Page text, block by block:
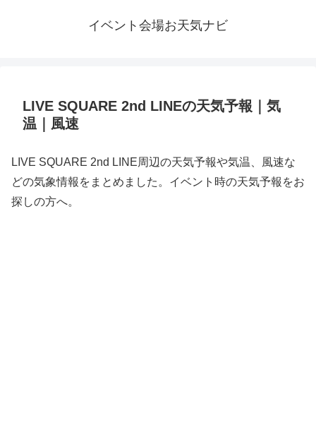
イベント会場お天気ナビ
LIVE SQUARE 2nd LINEの天気予報｜気
温｜風速
LIVE SQUARE 2nd LINE周辺の天気予報や気温、風速な
どの気象情報をまとめました。イベント時の天気予報をお
探しの方へ。